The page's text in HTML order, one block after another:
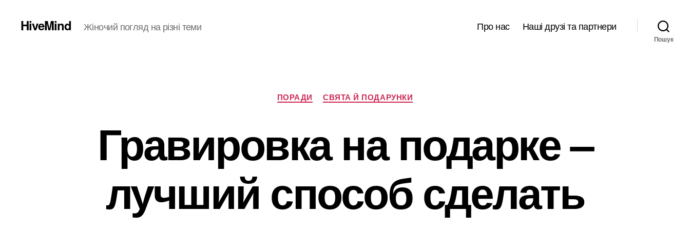
HiveMind Жіночий погляд на різні теми Про нас Наші друзі та партнери
Пошук
Категорії
ПОРАДИ СВЯТА Й ПОДАРУНКИ
Гравировка на подарке –
лучший способ сделать